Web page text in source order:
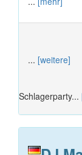
... [weitere]
Schlagerparty...